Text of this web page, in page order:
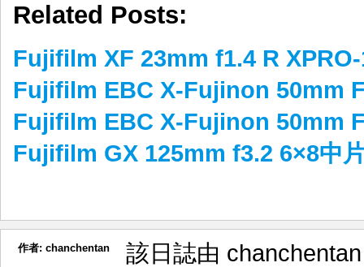
Related Posts:
Fujifilm XF 23mm f1.4 R
Fujifilm EBC X-Fujinon 50mm
Fujifilm EBC X-Fujinon 50mm
Fujifilm GX 125mm f3.2 6×8中
作者: chanchentan
該日誌由